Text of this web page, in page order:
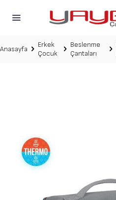
Anasayfa
Erkek
Çocuk
Beslenme
Çantaları